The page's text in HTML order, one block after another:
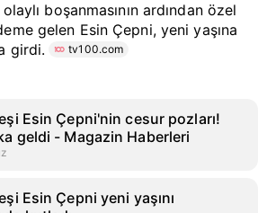
boşanmasının ardından özel
gelen Esin Çepni, yeni yaşına
girdi.
tv100.com
Esin Çepni'nin cesur pozları!
geldi - Magazin Haberleri
Esin Çepni yeni yaşını